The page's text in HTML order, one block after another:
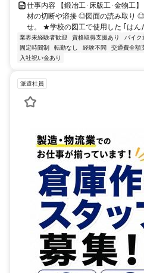
仕事内容 【鍛冶工･床版工･金物工
材の切断や溶接 ◎図面の読み取り
せ。 ★学校の図工で使用した ｢はん
業界未経験者歓迎 資格取得支援あり バイク
固定時間制
転勤なし 経験不問 交通費全額
入社祝い金あり
派遣社員